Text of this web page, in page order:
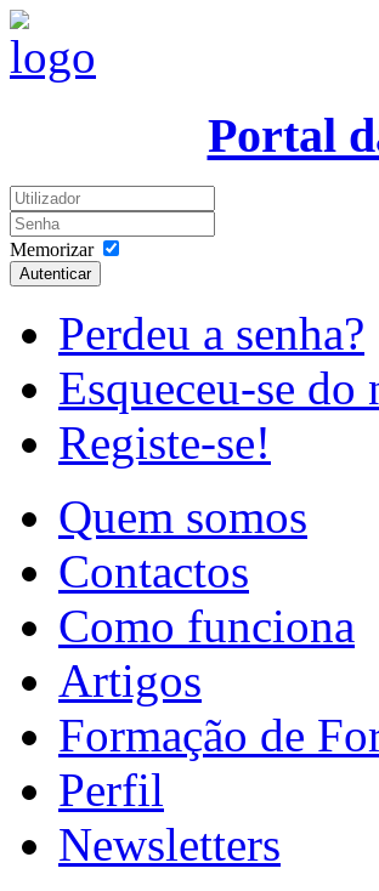
Portal
Memorizar
Autenticar
Perdeu a senha?
Esqueceu-se
Registe-se!
Quem somos
Contactos
Como funciona
Artigos
Formação de
Perfil
Newsletters